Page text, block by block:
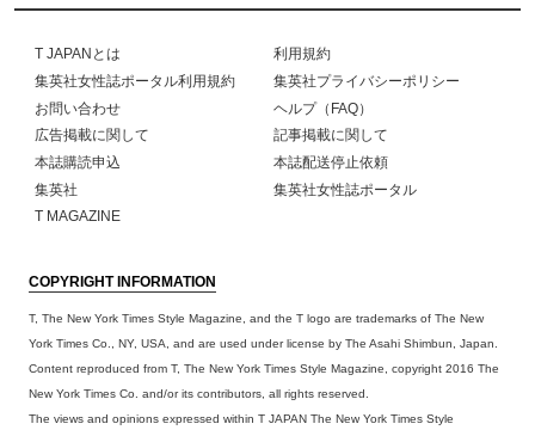
T JAPANとは
利用規約
集英社女性誌ポータル利用規約
集英社プライバシーポリシー
お問い合わせ
ヘルプ（FAQ）
広告掲載に関して
記事掲載に関して
本誌購読申込
本誌配送停止依頼
集英社
集英社女性誌ポータル
T MAGAZINE
COPYRIGHT INFORMATION
T, The New York Times Style Magazine, and the T logo are trademarks of The New
York Times Co., NY, USA, and are used under license by The Asahi Shimbun, Japan.
Content reproduced from T, The New York Times Style Magazine, copyright 2016 The
New York Times Co. and/or its contributors, all rights reserved.
The views and opinions expressed within T JAPAN The New York Times Style